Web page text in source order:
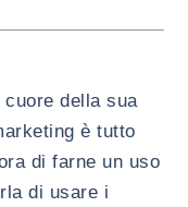
della sua
è tutto
di farne un uso
di usare i